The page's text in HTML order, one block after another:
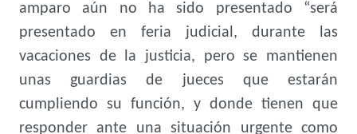
amparo aún no ha sido presentado “será
presentado en feria judicial, durante las
vacaciones de la justicia, pero se mantienen
unas guardias de jueces que estarán
cumpliendo su función, y donde tienen que
responder ante una situación urgente como